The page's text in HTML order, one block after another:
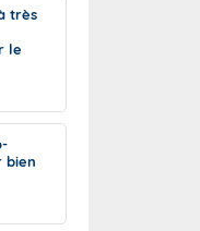
à J+7
à l'échelle
très
le
bien